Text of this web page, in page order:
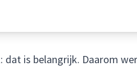
dat is belangrijk. Daarom